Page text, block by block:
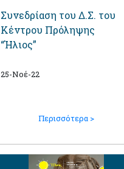
Συνεδρίαση του Δ.Σ. του
Κέντρου Πρόληψης
“Ήλιος”
25-Νοέ-22
Περισσότερα >